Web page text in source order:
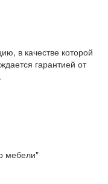
в качестве которой
гарантией от
мебели"